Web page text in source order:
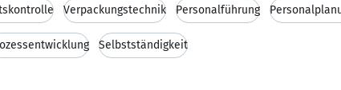
Verpackungstechnik Personalführung
Selbstständigkeit